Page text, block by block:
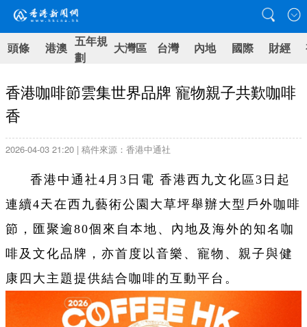
頭條 港澳 五年規
劃
大灣區 台灣 內地 國際 財經
香港咖啡節雲集世界品牌 寵物親子共歎咖啡
香
2026-04-03 21:20 | 稿件來源：香港中通社
香港中通社4月3日電 香港西九文化區3日起
連續4天在西九藝術公園大草坪舉辦大型戶外咖啡
節，匯聚逾80個來自本地、內地及海外的知名咖
啡及文化品牌，亦首度以音樂、寵物、親子與健
康四大主題提供結合咖啡的互動平台。